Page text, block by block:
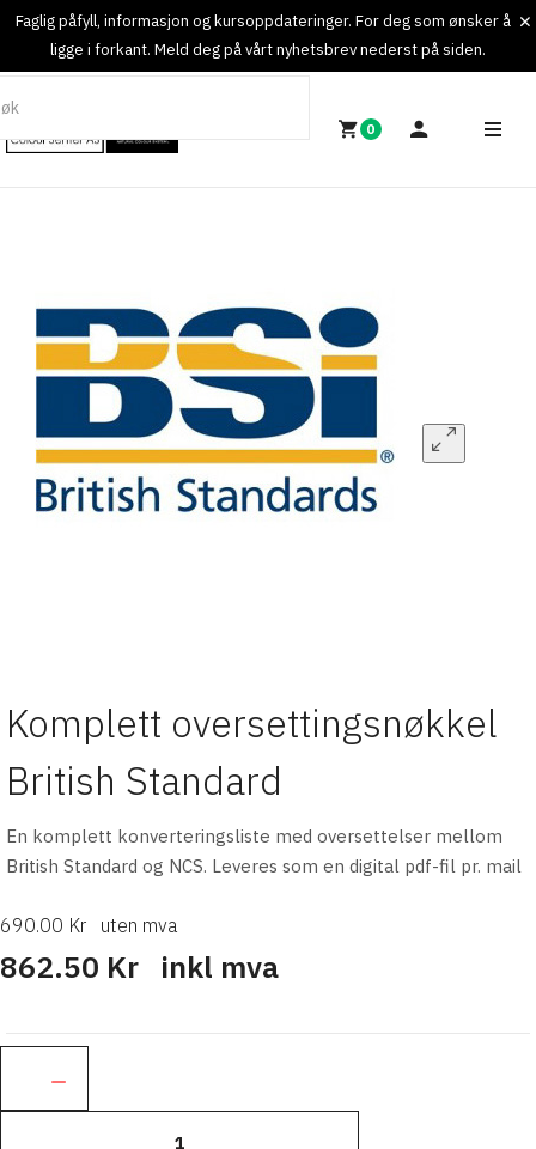
Faglig påfyll, informasjon og kursoppdateringer. For deg som ønsker å
ligge i forkant. Meld deg på vårt nyhetsbrev nederst på siden.
0
Komplett oversettingsnøkkel
British Standard
En komplett konverteringsliste med oversettelser mellom
British Standard og NCS. Leveres som en digital pdf-fil pr. mail
690.00 Kr uten mva
862.50 Kr inkl mva